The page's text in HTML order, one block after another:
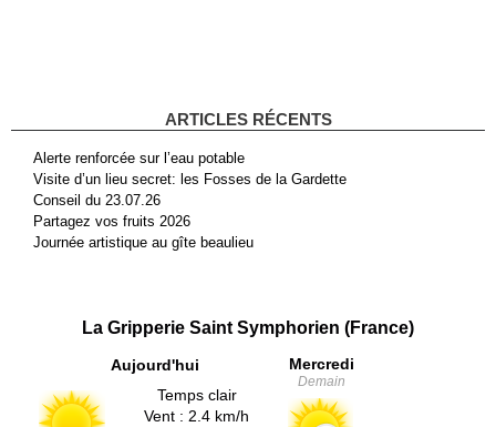
ARTICLES RÉCENTS
Alerte renforcée sur l’eau potable
Visite d’un lieu secret: les Fosses de la Gardette
Conseil du 23.07.26
Partagez vos fruits 2026
Journée artistique au gîte beaulieu
La Gripperie Saint Symphorien (France)
Aujourd'hui
Temps clair
Vent : 2.4 km/h
Mercredi
Demain